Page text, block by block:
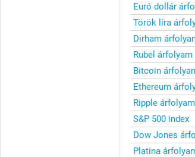
Euró dollár
Török líra
Dirham
Rubel árfolyam
Bitcoin
Ethereum
Ripple árfolyam
S&P 500 index
Dow Jones
Platina